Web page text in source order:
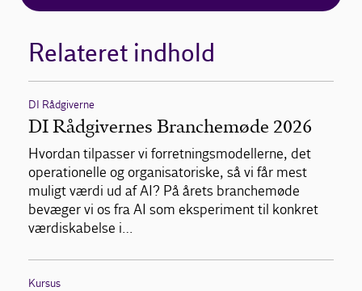
Relateret indhold
DI Rådgiverne
DI Rådgivernes Branchemøde 2026
Hvordan tilpasser vi forretningsmodellerne, det
operationelle og organisatoriske, så vi får mest
muligt værdi ud af AI? På årets branchemøde
bevæger vi os fra AI som eksperiment til konkret
værdiskabelse i…
Kursus